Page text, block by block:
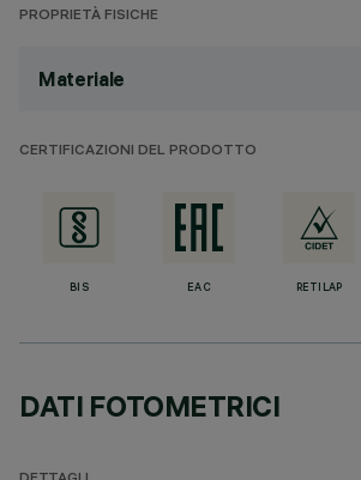
PROPRIETÀ FISICHE
Materiale
CERTIFICAZIONI DEL PRODOTTO
BIS EAC RETILAP
DATI FOTOMETRICI